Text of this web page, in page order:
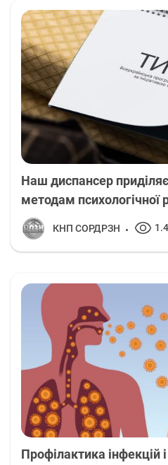
Наш диспансер
методам психологічної
КНП СОРДРЗН
Профілактика інфекцій